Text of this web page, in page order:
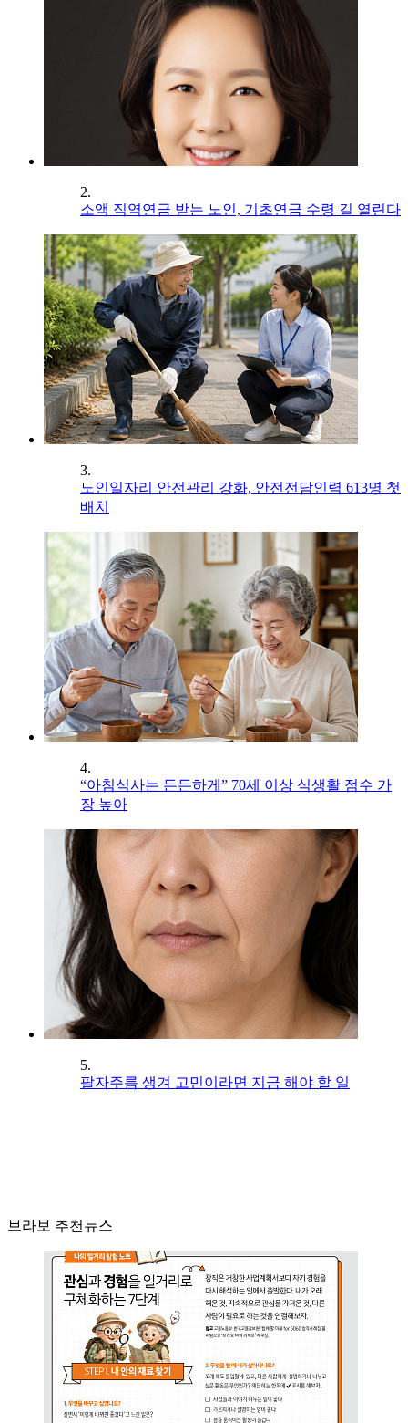
2.
소액 직역연금 받는 노인, 기초연금 수령 길 열린다
3.
노인일자리 안전관리 강화, 안전전담인력 613명 첫
배치
4.
“아침식사는 든든하게” 70세 이상 식생활 점수 가
장 높아
5.
팔자주름 생겨 고민이라면 지금 해야 할 일
브라보 추천뉴스